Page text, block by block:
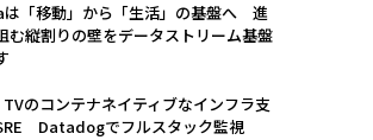
「移動」から「生活」の基盤へ 進
む縦割りの壁をデータストリーム基盤
TVのコンテナネイティブなインフラ支
Datadogでフルスタック監視